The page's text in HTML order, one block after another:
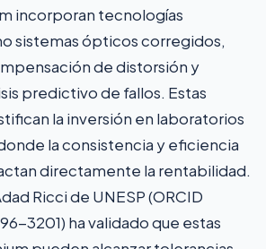
incorporan tecnologías
sistemas ópticos corregidos,
de distorsión y
predictivo de fallos. Estas
la inversión en laboratorios
la consistencia y eficiencia
directamente la rentabilidad.
Ricci de UNESP (ORCID
3201) ha validado que estas